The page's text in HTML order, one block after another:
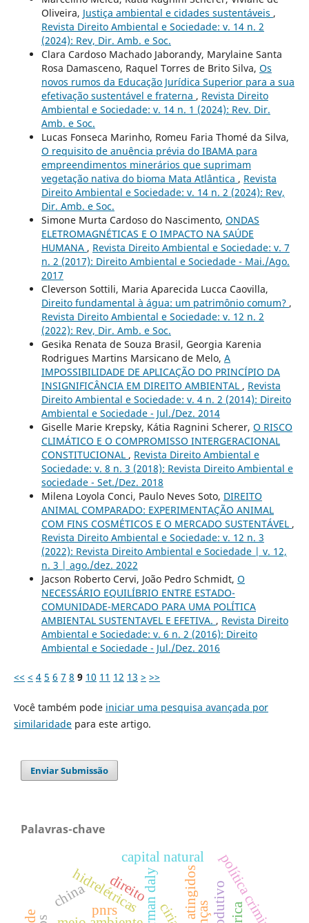
Oliveira, Justiça ambiental e cidades sustentáveis ,
Revista Direito Ambiental e Sociedade: v. 14 n. 2
(2024): Rev, Dir. Amb. e Soc.
Clara Cardoso Machado Jaborandy, Marylaine Santa
Rosa Damasceno, Raquel Torres de Brito Silva, Os
novos rumos da Educação Jurídica Superior para a sua
efetivação sustentável e fraterna , Revista Direito
Ambiental e Sociedade: v. 14 n. 1 (2024): Rev. Dir.
Amb. e Soc.
Lucas Fonseca Marinho, Romeu Faria Thomé da Silva,
O requisito de anuência prévia do IBAMA para
empreendimentos minerários que suprimam
vegetação nativa do bioma Mata Atlântica , Revista
Direito Ambiental e Sociedade: v. 14 n. 2 (2024): Rev,
Dir. Amb. e Soc.
Simone Murta Cardoso do Nascimento, ONDAS
ELETROMAGNÉTICAS E O IMPACTO NA SAÚDE
HUMANA , Revista Direito Ambiental e Sociedade: v. 7
n. 2 (2017): Direito Ambiental e Sociedade - Mai./Ago.
2017
Cleverson Sottili, Maria Aparecida Lucca Caovilla,
Direito fundamental à água: um patrimônio comum? ,
Revista Direito Ambiental e Sociedade: v. 12 n. 2
(2022): Rev, Dir. Amb. e Soc.
Gesika Renata de Souza Brasil, Georgia Karenia
Rodrigues Martins Marsicano de Melo, A
IMPOSSIBILIDADE DE APLICAÇÃO DO PRINCÍPIO DA
INSIGNIFICÂNCIA EM DIREITO AMBIENTAL , Revista
Direito Ambiental e Sociedade: v. 4 n. 2 (2014): Direito
Ambiental e Sociedade - Jul./Dez. 2014
Giselle Marie Krepsky, Kátia Ragnini Scherer, O RISCO
CLIMÁTICO E O COMPROMISSO INTERGERACIONAL
CONSTITUCIONAL , Revista Direito Ambiental e
Sociedade: v. 8 n. 3 (2018): Revista Direito Ambiental e
sociedade - Set./Dez. 2018
Milena Loyola Conci, Paulo Neves Soto, DIREITO
ANIMAL COMPARADO: EXPERIMENTAÇÃO ANIMAL
COM FINS COSMÉTICOS E O MERCADO SUSTENTÁVEL ,
Revista Direito Ambiental e Sociedade: v. 12 n. 3
(2022): Revista Direito Ambiental e Sociedade | v. 12,
n. 3 | ago./dez. 2022
Jacson Roberto Cervi, João Pedro Schmidt, O
NECESSÁRIO EQUILÍBRIO ENTRE ESTADO-
COMUNIDADE-MERCADO PARA UMA POLÍTICA
AMBIENTAL SUSTENTAVEL E EFETIVA. , Revista Direito
Ambiental e Sociedade: v. 6 n. 2 (2016): Direito
Ambiental e Sociedade - Jul./Dez. 2016
<< < 4 5 6 7 8 9 10 11 12 13 > >>
Você também pode iniciar uma pesquisa avançada por
similaridadepara este artigo.
Enviar Submissão
Palavras-chave
herman daly
capital natural política criminal
atingidos
direito
hidrelétricas
pnrs
china